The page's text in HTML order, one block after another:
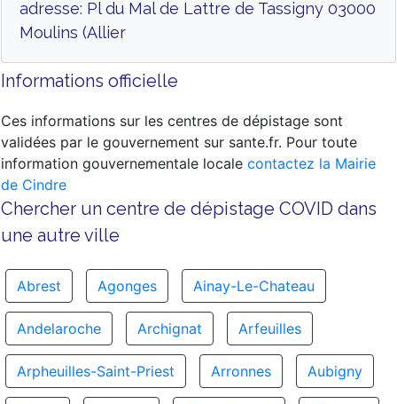
adresse: Pl du Mal de Lattre de Tassigny 03000
Moulins (Allier
Informations officielle
Ces informations sur les centres de dépistage sont
validées par le gouvernement sur sante.fr. Pour toute
information gouvernementale locale contactez la Mairie
de Cindre
Chercher un centre de dépistage COVID dans
une autre ville
Abrest Agonges Ainay-Le-Chateau
Andelaroche Archignat Arfeuilles
Arpheuilles-Saint-Priest Arronnes Aubigny